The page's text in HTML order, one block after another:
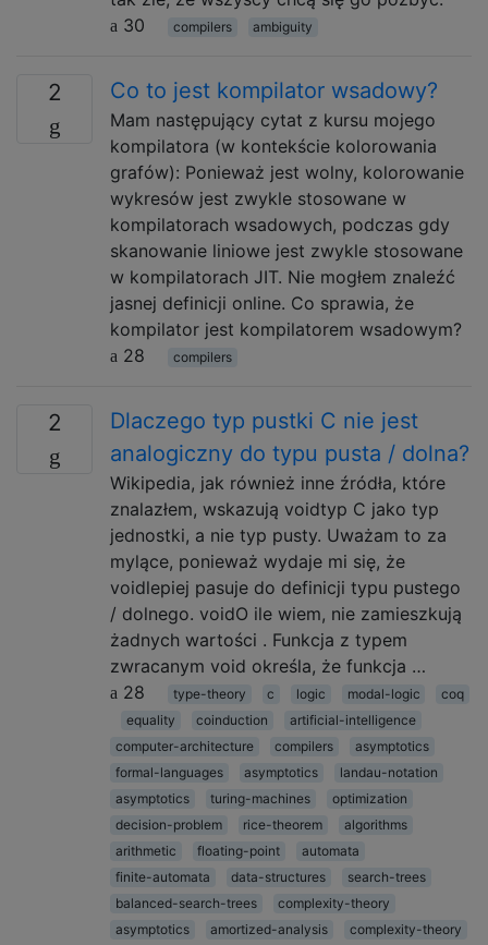
30
compilers ambiguity
2 Co to jest kompilator wsadowy?
Mam następujący cytat z kursu mojego
kompilatora (w kontekście kolorowania
grafów): Ponieważ jest wolny, kolorowanie
wykresów jest zwykle stosowane w
kompilatorach wsadowych, podczas gdy
skanowanie liniowe jest zwykle stosowane
w kompilatorach JIT. Nie mogłem znaleźć
jasnej definicji online. Co sprawia, że ​​
kompilator jest kompilatorem wsadowym?
28
compilers
2
Dlaczego typ pustki C nie jest
analogiczny do typu pusta / dolna?
Wikipedia, jak również inne źródła, które
znalazłem, wskazują voidtyp C jako typ
jednostki, a nie typ pusty. Uważam to za
mylące, ponieważ wydaje mi się, że
voidlepiej pasuje do definicji typu pustego
/ dolnego. voidO ile wiem, nie zamieszkują
żadnych wartości . Funkcja z typem
zwracanym void określa, że ​​funkcja …
28
type-theory c logic modal-logic
coq
equality
coinduction
artificial-intelligence
computer-architecture
compilers
asymptotics
formal-languages
asymptotics
landau-notation
asymptotics
turing-machines
optimization
decision-problem
rice-theorem
algorithms
arithmetic
floating-point
automata
finite-automata
data-structures
search-trees
balanced-search-trees
complexity-theory
asymptotics
amortized-analysis
complexity-theory